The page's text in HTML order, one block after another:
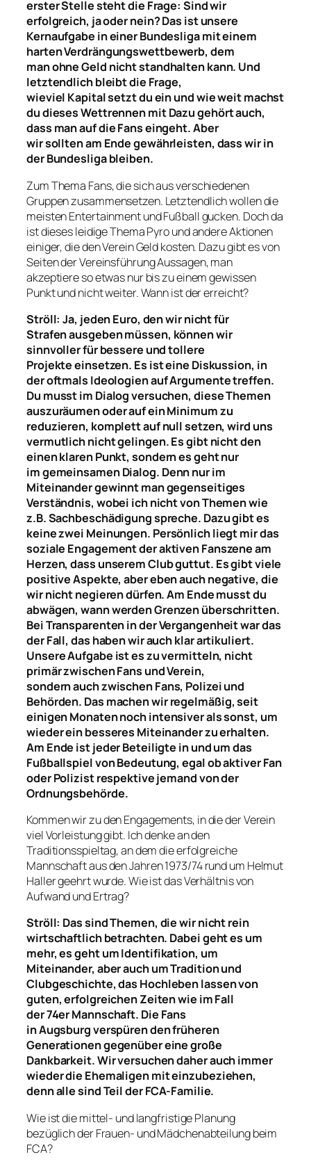
erster Stellesteht die Frage: Sind wir
erfolgreich, ja oder nein? Das ist unsere
Kernaufgabe in einer Bundesliga mit einem
harten Verdrängungswettbewerb, dem
manohne Geld nichtstandhalten kann. Und
letztendlich bleibt die Frage,
wieviel Kapitalsetzt du ein und wie weit machst
du diesesWettrennenmit Dazu gehörtauch,
dass man auf die Fans eingeht. Aber
wirsolltenam Ende gewährleisten, dass wir in
der Bundesliga bleiben.
Zum Thema Fans, die sich aus verschiedenen
Gruppen zusammensetzen. Letztendlich wollen die
meisten Entertainment und Fußball gucken. Doch da
ist dieses leidige Thema Pyro und andere Aktionen
einiger, die den Verein Geld kosten. Dazu gibt es von
Seiten der Vereinsführung Aussagen, man
akzeptiere so etwas nur bis zu einem gewissen
Punkt und nicht weiter. Wann ist der erreicht?
Ströll: Ja, jeden Euro, den wir nichtfür
Strafenausgeben müssen, können wir
sinnvoller für bessere und tollere
Projekteeinsetzen. Es ist eine Diskussion, in
deroftmals Ideologienauf Argumentetreffen.
Du musst im Dialog versuchen, diese Themen
auszuräumen oder auf ein Minimum zu
reduzieren, komplett aufnullsetzen, wird uns
vermutlichnicht gelingen. Es gibtnicht den
einenklaren Punkt, sondern es geht nur
imgemeinsamen Dialog. Denn nurim
Miteinander gewinnt man gegenseitiges
Verständnis, wobei ich nicht vonThemen wie
z.B.Sachbeschädigung spreche. Dazu gibt es
keine zwei Meinungen. Persönlich liegt mirdas
soziale Engagementder aktiven Fanszene am
Herzen, dass unserem Clubguttut. Es gibt viele
positiveAspekte, aber eben auch negative, die
wir nicht negieren dürfen. Am Ende musst du
abwägen, wann werden Grenzen überschritten.
Bei Transparentenin der Vergangenheit war das
der Fall, das haben wir auchklarartikuliert.
Unsere Aufgabe ist es zu vermitteln, nicht
primär zwischen Fans und Verein,
sondernauchzwischen Fans, Polizeiund
Behörden. Das machen wirregelmäßig, seit
einigen Monatennochintensiver als sonst, um
wieder ein besseres Miteinander zu erhalten.
Am Ende ist jeder Beteiligte in und um das
Fußballspiel von Bedeutung, egal ob aktiver Fan
oder Polizist respektive jemand von der
Ordnungsbehörde.
Kommen wir zu den Engagements, in die der Verein
viel Vorleistung gibt. Ich denke an den
Traditionsspieltag, an dem die erfolgreiche
Mannschaft aus den Jahren 1973/74 rund um Helmut
Haller geehrt wurde. Wie ist das Verhältnis von
Aufwand und Ertrag?
Ströll: Das sind Themen, die wir nicht rein
wirtschaftlich betrachten. Dabeigehtes um
mehr,es geht um Identifikation, um
Miteinander, aber auch umTraditionund
Clubgeschichte, das Hochleben lassen von
guten, erfolgreichen Zeiten wie im Fall
der74erMannschaft. Die Fans
inAugsburgverspürenden früheren
Generationen gegenüber eine große
Dankbarkeit. Wir versuchen daherauchimmer
wieder die Ehemaligenmit einzubeziehen,
denn alle sind Teil der FCA-Familie.
Wie ist die mittel- und langfristige Planung
bezüglich der Frauen- und Mädchenabteilung beim
FCA?